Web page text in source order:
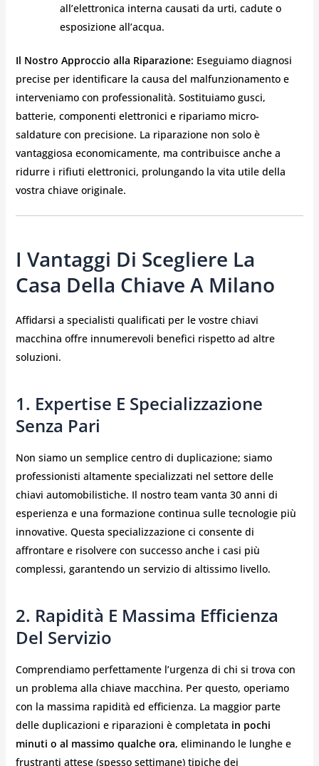
all’elettronica interna causati da urti, cadute o
esposizione all’acqua.
Il Nostro Approccio alla Riparazione: Eseguiamo diagnosi
precise per identificare la causa del malfunzionamento e
interveniamo con professionalità. Sostituiamo gusci,
batterie, componenti elettronici e ripariamo micro-
saldature con precisione. La riparazione non solo è
vantaggiosa economicamente, ma contribuisce anche a
ridurre i rifiuti elettronici, prolungando la vita utile della
vostra chiave originale.
I Vantaggi Di Scegliere La
Casa Della Chiave A Milano
Affidarsi a specialisti qualificati per le vostre chiavi
macchina offre innumerevoli benefici rispetto ad altre
soluzioni.
1. Expertise E Specializzazione
Senza Pari
Non siamo un semplice centro di duplicazione; siamo
professionisti altamente specializzati nel settore delle
chiavi automobilistiche. Il nostro team vanta 30 anni di
esperienza e una formazione continua sulle tecnologie più
innovative. Questa specializzazione ci consente di
affrontare e risolvere con successo anche i casi più
complessi, garantendo un servizio di altissimo livello.
2. Rapidità E Massima Efficienza
Del Servizio
Comprendiamo perfettamente l’urgenza di chi si trova con
un problema alla chiave macchina. Per questo, operiamo
con la massima rapidità ed efficienza. La maggior parte
delle duplicazioni e riparazioni è completata in pochi
minuti o al massimo qualche ora, eliminando le lunghe e
frustranti attese (spesso settimane) tipiche dei